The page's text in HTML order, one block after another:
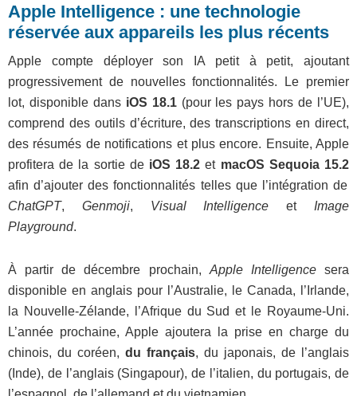
Apple Intelligence : une technologie
réservée aux appareils les plus récents
Apple compte déployer son IA petit à petit, ajoutant
progressivement de nouvelles fonctionnalités. Le premier
lot, disponible dans iOS 18.1(pour les pays hors de l’UE),
comprend des outils d’écriture, des transcriptions en direct,
des résumés de notifications et plus encore. Ensuite, Apple
profitera de la sortie deiOS 18.2 et macOS Sequoia 15.2
afin d’ajouter des fonctionnalités telles que l’intégration de
ChatGPT, Genmoji, Visual Intelligence et Image
Playground.
À partir de décembre prochain, Apple Intelligencesera
disponible en anglais pour l’Australie, le Canada, l’Irlande,
la Nouvelle-Zélande, l’Afrique du Sud et le Royaume-Uni.
L’année prochaine, Apple ajoutera la prise en charge du
chinois, du coréen, du français, du japonais, de l’anglais
(Inde), de l’anglais (Singapour), de l’italien, du portugais, de